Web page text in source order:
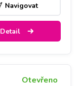
Navigovat
Detail
Otevřeno